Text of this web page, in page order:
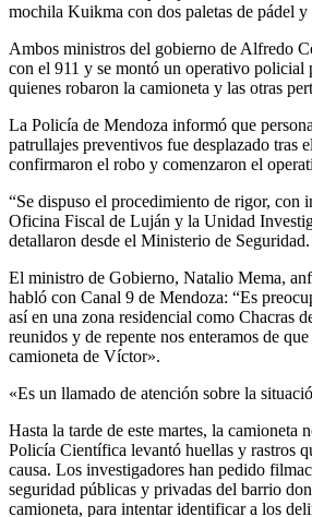
mochila Kuikma con dos paletas de pádel
Ambos ministros del gobierno de Alfredo
con el 911 y se montó un operativo policial
quienes robaron la camioneta y las otras
La Policía de Mendoza informó que
patrullajes preventivos fue desplazado tras
confirmaron el robo y comenzaron el
“Se dispuso el procedimiento de rigor, con
Oficina Fiscal de Luján y la Unidad
detallaron desde el Ministerio de Seguridad.
El ministro de Gobierno, Natalio Mema,
habló con Canal 9 de Mendoza: “Es
así en una zona residencial como Chacras
reunidos y de repente nos enteramos de
camioneta de Víctor».
«Es un llamado de atención sobre la
Hasta la tarde de este martes, la camioneta
Policía Científica levantó huellas y rastros
causa. Los investigadores han pedido
seguridad públicas y privadas del barrio
camioneta, para intentar identificar a los